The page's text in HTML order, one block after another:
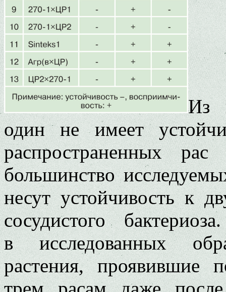
Из
один не имеет
распространенных
большинство
несут устойчивость к
сосудистого
в исследованных
растения, проявившие